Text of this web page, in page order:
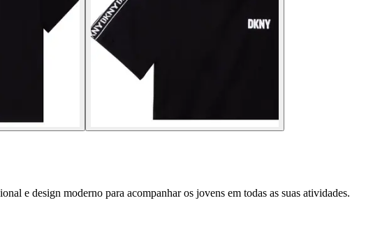
e design moderno para acompanhar os jovens em todas as suas atividades.